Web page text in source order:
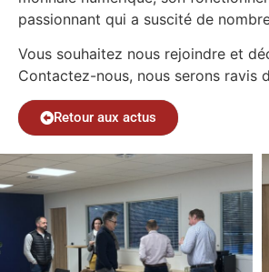
passionnant qui a suscité de
Vous souhaitez nous rejoindre et
Contactez-nous, nous serons ravis
Retour aux actus